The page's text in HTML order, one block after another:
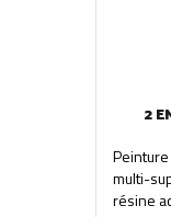
2
multi-
résine